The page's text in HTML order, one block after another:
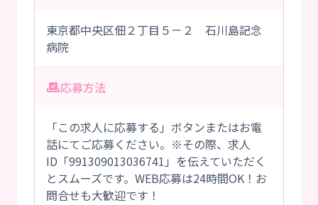
東京都中央区佃２丁目５－２ 石川島記念
病院
応募方法
「この求人に応募する」ボタンまたはお電
話にてご応募ください。※その際、求人
ID「991309013036741」を伝えていただく
とスムーズです。WEB応募は24時間OK！お
問合せも大歓迎です！